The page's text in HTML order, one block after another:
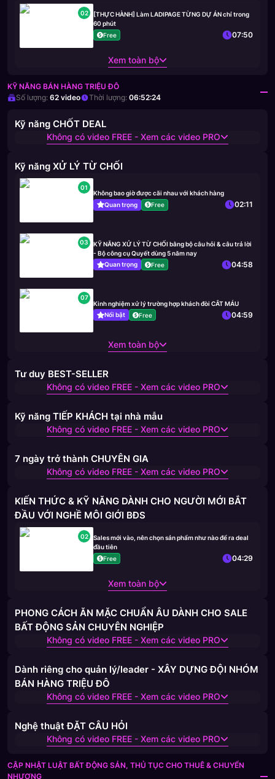
02
[THỰC HÀNH] Làm LADIPAGE TỪNG DỰ ÁN chỉ trong
60 phút
Free
07:50
Xem toàn bộ
KỸ NĂNG BÁN HÀNG TRIỆU ĐÔ
Số lượng: 62 video Thời lượng: 06:52:24
Kỹ năng CHỐT DEAL
Không có video FREE - Xem các video PRO
Kỹ năng XỬ LÝ TỪ CHỐI
01
Không bao giờ được cãi nhau với khách hàng
Quan trọng
Free 02:11
03
KỸ NĂNG XỬ LÝ TỪ CHỐI bằng bộ câu hỏi & câu trả lời
- Bộ công cụ Quyết dùng 5 năm nay
Quan trọng
Free 04:58
07
Kinh nghiệm xử lý trường hợp khách đòi CẮT MÁU
Nổi bật
Free 04:59
Xem toàn bộ
Tư duy BEST-SELLER
Không có video FREE - Xem các video PRO
Kỹ năng TIẾP KHÁCH tại nhà mẫu
Không có video FREE - Xem các video PRO
7 ngày trở thành CHUYÊN GIA
Không có video FREE - Xem các video PRO
KIẾN THỨC & KỸ NĂNG DÀNH CHO NGƯỜI MỚI BẮT
ĐẦU VỚI NGHỀ MÔI GIỚI BĐS
02
Sales mới vào, nên chọn sản phẩm như nào để ra deal
đầu tiên
Free
04:29
Xem toàn bộ
PHONG CÁCH ĂN MẶC CHUẨN ÂU DÀNH CHO SALE
BẤT ĐỘNG SẢN CHUYÊN NGHIỆP
Không có video FREE - Xem các video PRO
Dành riêng cho quản lý/leader - XÂY DỰNG ĐỘI NHÓM
BÁN HÀNG TRIỆU ĐÔ
Không có video FREE - Xem các video PRO
Nghệ thuật ĐẶT CÂU HỎI
Không có video FREE - Xem các video PRO
CẬP NHẬT LUẬT BẤT ĐỘNG SẢN, THỦ TỤC CHO THUÊ & CHUYỂN
NHƯỢNG